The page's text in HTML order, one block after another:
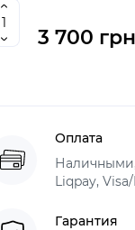
3 700
Оплата
Liqpay,
Гарантия